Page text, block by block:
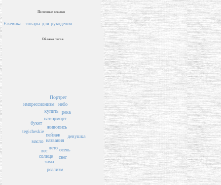
Полезные ссылки
Ежевика - товары для рукоделия
Облако тегов
пейзаж
названия
живопись
лето
натюрморт
купить
солнце
лес
зима
осень
букет
масло
река
снег
tegicheskie
реализм
небо
импрессионизм
Портрет
девушка